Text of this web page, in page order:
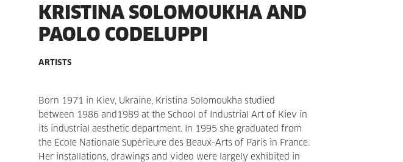
KRISTINA SOLOMOUKHA AND
PAOLO CODELUPPI
ARTISTS
Born 1971 in Kiev, Ukraine, Kristina Solomoukha studied
between 1986 and1989 at the School of Industrial Art of Kiev in
its industrial aesthetic department. In 1995 she graduated from
the École Nationale Supérieure des Beaux-Arts of Paris in France.
Her installations, drawings and video were largely exhibited in